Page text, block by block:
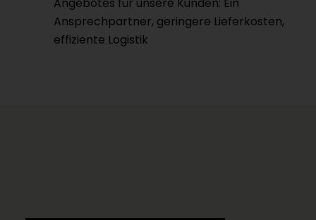
Ansprechpartner, geringere Lieferkosten,
effiziente Logistik